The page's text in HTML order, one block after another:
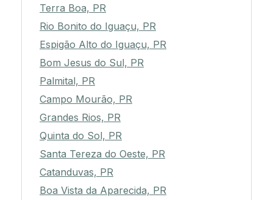
Terra Boa, PR
Rio Bonito do Iguaçu, PR
Espigão Alto do Iguaçu, PR
Bom Jesus do Sul, PR
Palmital, PR
Campo Mourão, PR
Grandes Rios, PR
Quinta do Sol, PR
Santa Tereza do Oeste, PR
Catanduvas, PR
Boa Vista da Aparecida, PR